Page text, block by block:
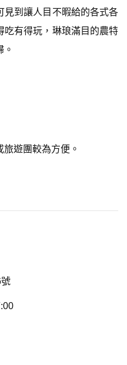
見到讓人目不暇給的各式各
吃有得玩，琳琅滿目的農特
遊團較為方便。